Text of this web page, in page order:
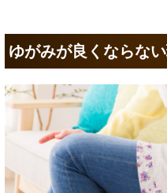
ゆがみが良くならな